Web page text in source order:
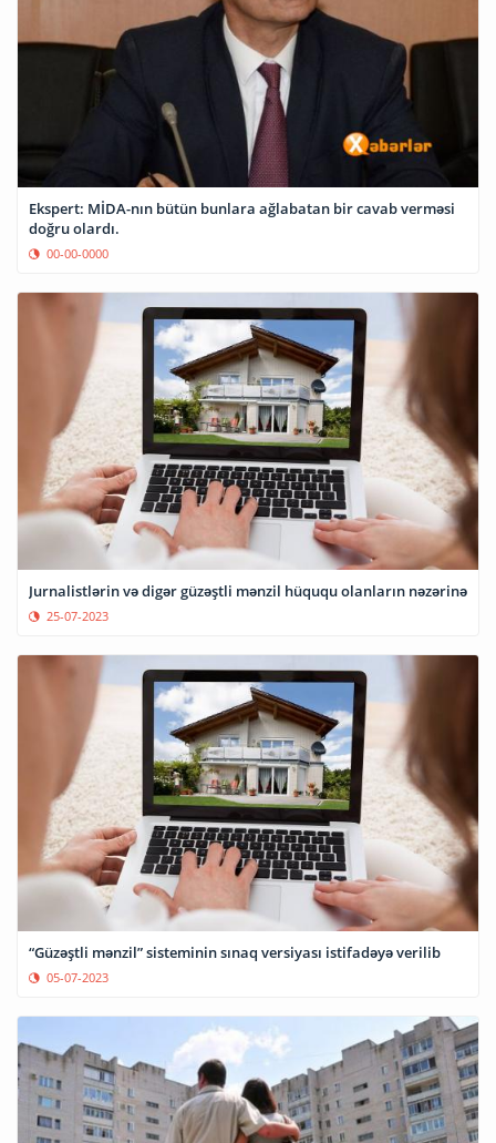
Ekspert: MİDA-nın bütün bunlara ağlabatan bir cavab verməsi
doğru olardı.
00-00-0000
Jurnalistlərin və digər güzəştli mənzil hüququ olanların nəzərinə
25-07-2023
“Güzəştli mənzil” sisteminin sınaq versiyası istifadəyə verilib
05-07-2023